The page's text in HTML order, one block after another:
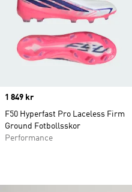
Price
1 849 kr
F50 Hyperfast Pro Laceless Firm
Ground Fotbollsskor
Performance